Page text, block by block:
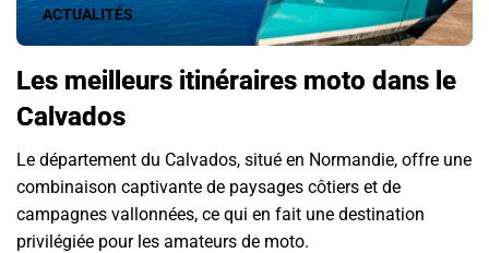
ACTUALITÉS
Les meilleurs itinéraires moto dans le
Calvados
Le département du Calvados, situé en Normandie, offre une
combinaison captivante de paysages côtiers et de
campagnes vallonnées, ce qui en fait une destination
privilégiée pour les amateurs de moto.